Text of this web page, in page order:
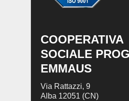
COOPERATIVA
SOCIALE
EMMAUS
Via Rattazzi, 9
Alba 12051 (CN)